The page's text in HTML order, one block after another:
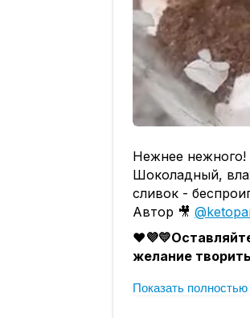
Нежнее нежного!
Шоколадный,
сливок -
Автор 🎥
❤️💜💛
желание
Форма,
Показать полностью